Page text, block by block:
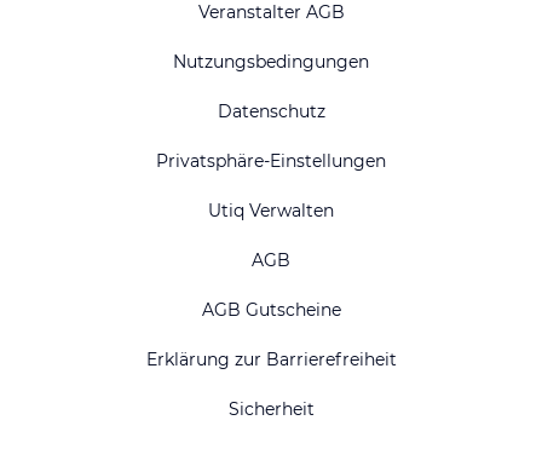
Veranstalter AGB
Nutzungsbedingungen
Datenschutz
Privatsphäre-Einstellungen
Utiq Verwalten
AGB
AGB Gutscheine
Erklärung zur Barrierefreiheit
Sicherheit